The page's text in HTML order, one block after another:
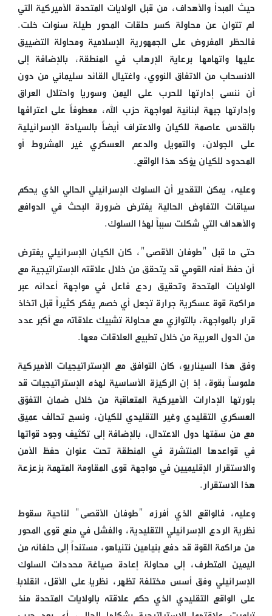
حيث المبدأ والأهداف، من قبل الولايات المتحدة الأميركية التي
لم تتوان عن محاولة كسر حلقات المحور طيلة سنوات خلت.
فالحظر المفروض على الجمهورية الإسلامية ومحاولة التضييق
عليها واتهامها برعاية الإرهاب في المنطقة، بالإضافة إلى
الانسحاب من الاتفاق النووي، واغتيال القائد سليماني من دون
أن ننسى إدارتها للحرب على اليمن وسوريا واحتلال العراق
وإدارتها جبهة لبنانية لمواجهة حزب الله، معطوفاً على اعترافها
بالقدس عاصمة للكيان والاعتراف أيضاً بالسيادة الإسرائيلية
على الجولان، والتمويل والدعم العسكري غير المشروط أو
المحدود للكيان يؤكد هذا الواقع.
وعليه، يمكن التقدير أن السلوك الإسرائيلي الحالي الذي يحكم
سياقات التفاوض الحالية يفترض ضرورة البحث في الدوافع
والأهداف التي شكلت سبباً لهذا السلوك.
حتى ما قبل "طوفان الأقصى"، كان الكيان الإسرائيلي يفترض
أن حفظ أمنه القومي قد يتحقق من خلال علاقته الإستراتيجية مع
الولايات المتحدة وتحقيق ردع فاعل في مواجهة أعدائه عبر
مراكمة قوة عسكرية جرارة تجعل أي خصم يفكر كثيراً قبل اتخاذ
قرار بالمواجهة، بالتوازي مع محاولة تشبيك علاقاته مع أكبر عدد
من الدول العربية من خلال تطبيع العلاقات معها.
وفق هذا السيناريو، كان التوافق مع الإستراتيجيات الأميركية
ملموساً بقوة، إذ إن الركيزة الأساسية لهذه الإستراتيجيات قد
بلورتها الإدارات الأميركية المتعاقبة من خلال ضمان التفوّق
العسكري التقليدي وغير التقليدي للكيان، ونسج تحالف عميق
مع من سمّتها دول الاعتدال، بالإضافة إلى تكثيف وجود قواتها
في قواعدها المنتشرة في المنطقة تحت عنوان حفظ الأمن
والاستقرار الإقليميين في مواجهة قوى المقاومة المتهمة بزعزعة
هذا الاستقرار.
وعليه، فالواقع الذي أفرزه "طوفان الأقصى" لناحية سقوط
نظرية الردع الإسرائيلي التقليدية، والفشل في منع قوى المحور
من مراكمة القوة قد دفع بنيامين نتنياهو، مستنداً إلى حلفائه من
اليمين المتطرف، إلى محاولة إعادة صياغة محددات السلوك
الإسرائيلي وفق أسس مختلفة تظهر، نظرياً على الأقل، انقلاباً
على الواقع التقليدي الذي حكم علاقته بالولايات المتحدة منذ